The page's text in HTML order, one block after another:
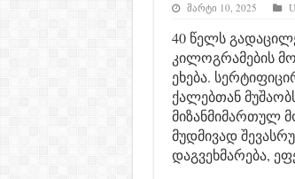
მარტი 10, 2025
40 წელს
კილოგრამების
ეხება.
ქალებთან
მიზანმიმართულ
მუდმივად
დაგვეხმარება,